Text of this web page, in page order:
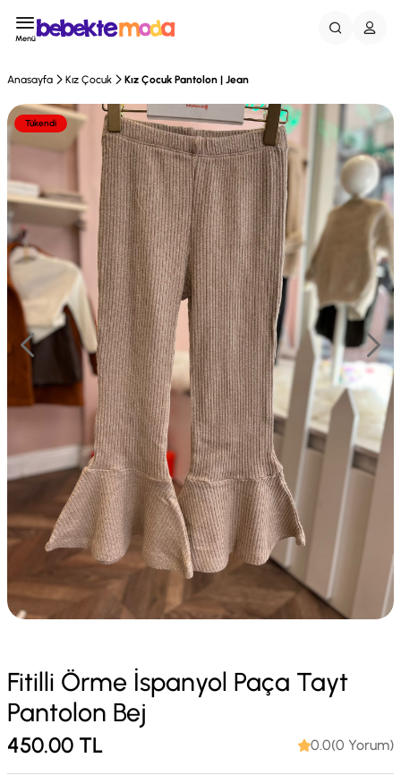
Menü
Anasayfa Kız Çocuk Kız Çocuk Pantolon | Jean
Tükendi
Fitilli Örme İspanyol Paça Tayt
Pantolon Bej
450.00 TL 0.0(0 Yorum)